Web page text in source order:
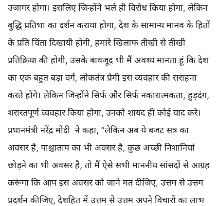
उजागर होगा। इसलिए जिन्होंने भले ही विरोध किया होगा, लेकिन
बुद्धि प्रतिभा का दर्शन कराया होगा, देश के सामान्य मानव के हितों
के प्रति चिंता दिखायी होगी, हमारे खिलाफ तीखी से तीखी
प्रतिक्रिया की होगी, उसके बावजूद भी मैं अवश्य मानता हूं कि देश
का एक बहुत बड़ा वर्ग, लोकतंत्र प्रेमी इस व्यवहार की सराहना
करते होंगे। लेकिन जिन्होंने सिर्फ और सिर्फ नकारात्मकता, हुड़दंग,
शरारतपूर्ण व्यवहार किया होगा, उनको शायद ही कोई याद करे।
प्रधानमंत्री नरेंद्र मोदी ने कहा, “लेकिन अब ये बजट सत्र का
अवसर है, पाश्चाताप का भी अवसर है, कुछ अच्छी निशानियां
छोड़ने का भी अवसर है, तो मैं ऐसे सभी माननीय सांसदों से आग्रह
करूंगा कि आप इस अवसर को जाने मत दीजिए, उत्तम से उत्तम
प्रदर्शन कीजिए, देशहित में उत्तम से उत्तम अपने विचारों का लाभ